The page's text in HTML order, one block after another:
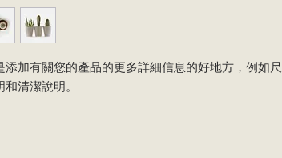
添加有關您的產品的更多詳細信息的好地方，例如尺
清潔說明。